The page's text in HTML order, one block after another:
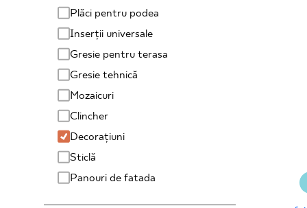
PROIECTARE
PROFILUL MEU
UNDE PUTEȚI CUMPĂRA
CONTACT
Plăci pentru podea
Inserții universale
Gresie pentru terasa
Gresie tehnică
Mozaicuri
Clincher
Decorațiuni
Sticlă
Panouri de fatada